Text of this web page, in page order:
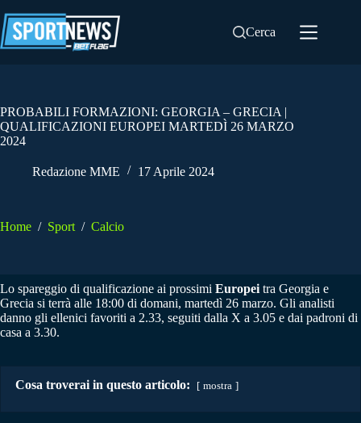
al
contenuto
Cerca
PROBABILI FORMAZIONI: GEORGIA – GRECIA |
QUALIFICAZIONI EUROPEI MARTEDÌ 26 MARZO
2024
Redazione MME 17 Aprile 2024
Home / Sport / Calcio
Lo spareggio di qualificazione ai prossimi Europei tra Georgia e
Grecia si terrà alle 18:00 di domani, martedì 26 marzo. Gli analisti
danno gli ellenici favoriti a 2.33, seguiti dalla X a 3.05 e dai padroni di
casa a 3.30.
Cosa troverai in questo articolo: mostra